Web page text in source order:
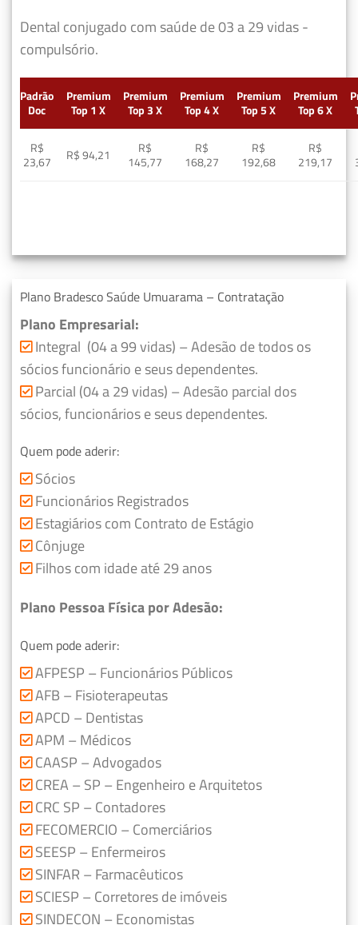
Dental conjugado com saúde de 03 a 29 vidas -
compulsório.
Padrão
Doc
Premium
Top 1 X
Premium
Top 3 X
Premium
Top 4 X
Premium
Top 5 X
Premium
Top 6 X
R$
23,67
R$ 94,21
R$
145,77
R$
168,27
R$
192,68
R$
219,17
Plano Bradesco Saúde Umuarama – Contratação
Plano Empresarial:
Integral (04 a 99 vidas) – Adesão de todos os
sócios funcionário e seus dependentes.
Parcial (04 a 29 vidas) – Adesão parcial dos
sócios, funcionários e seus dependentes.
Quem pode aderir:
Sócios
Funcionários Registrados
Estagiários com Contrato de Estágio
Cônjuge
Filhos com idade até 29 anos
Plano Pessoa Física por Adesão:
Quem pode aderir:
AFPESP – Funcionários Públicos
AFB – Fisioterapeutas
APCD – Dentistas
APM – Médicos
CAASP – Advogados
CREA – SP – Engenheiro e Arquitetos
CRC SP – Contadores
FECOMERCIO – Comerciários
SEESP – Enfermeiros
SINFAR – Farmacêuticos
SCIESP – Corretores de imóveis
SINDECON – Economistas